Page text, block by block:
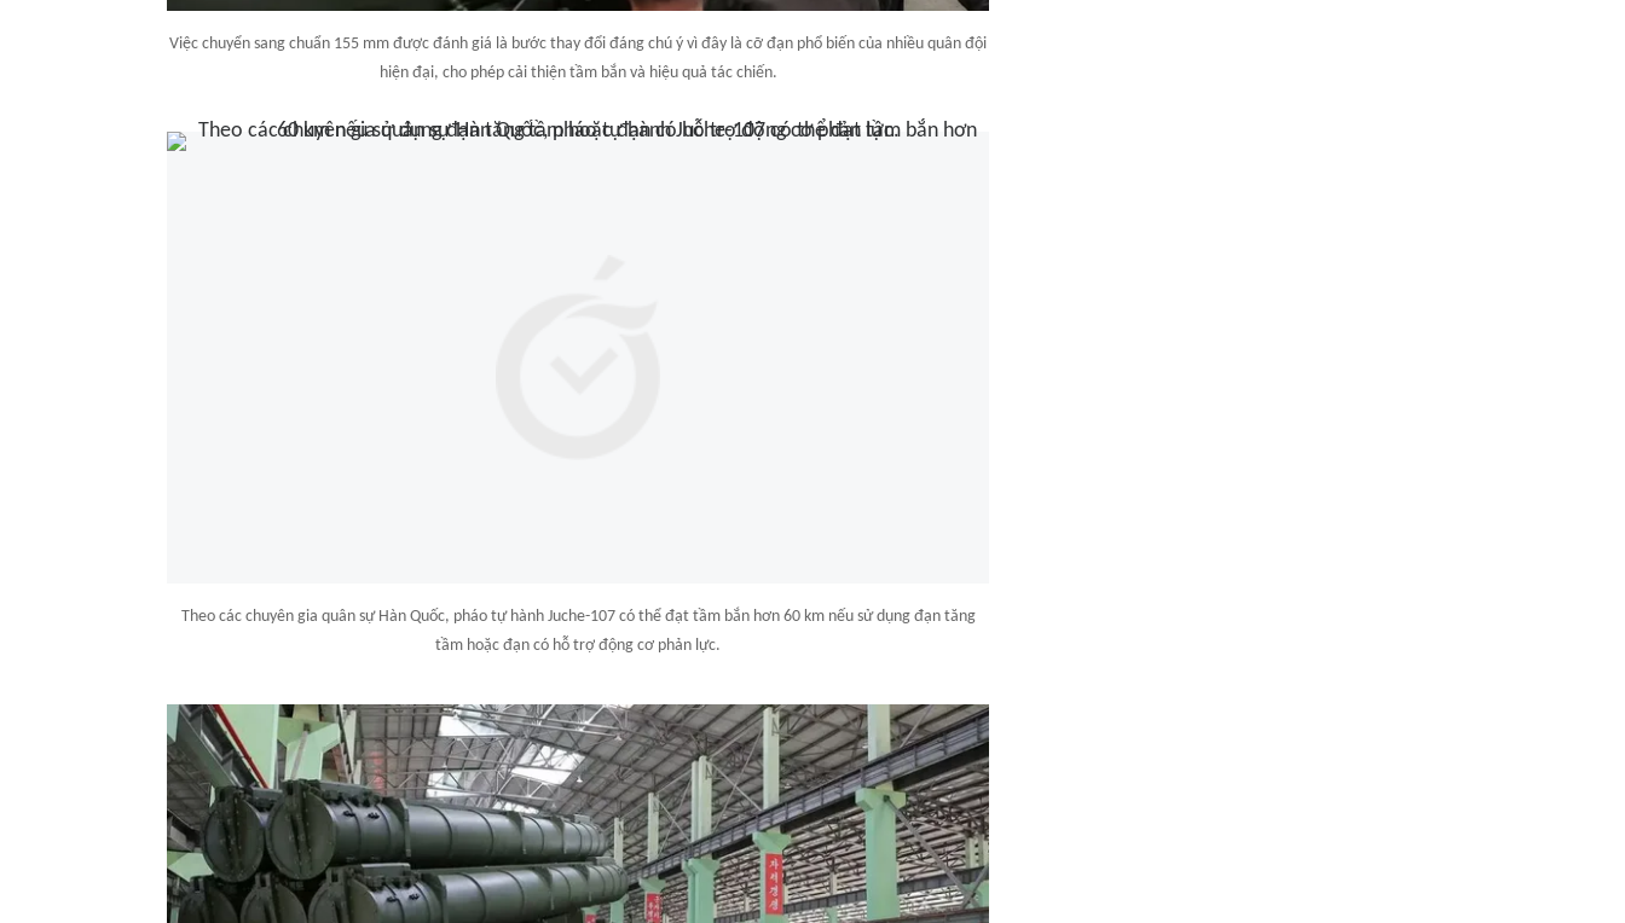
Việc chuyển sang chuẩn 155 mm được đánh giá là bước thay đổi đáng chú ý vì đây là cỡ đạn phổ biến của nhiều quân đội
hiện đại, cho phép cải thiện tầm bắn và hiệu quả tác chiến.
Theo các chuyên gia quân sự Hàn Quốc, pháo tự hành Juche-107 có thể đạt tầm bắn hơn 60 km nếu sử dụng đạn tăng
tầm hoặc đạn có hỗ trợ động cơ phản lực.